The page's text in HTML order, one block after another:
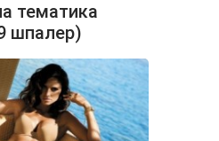
тематика
шпалер)